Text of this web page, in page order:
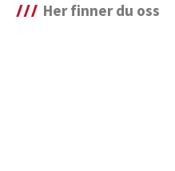
Her finner du oss